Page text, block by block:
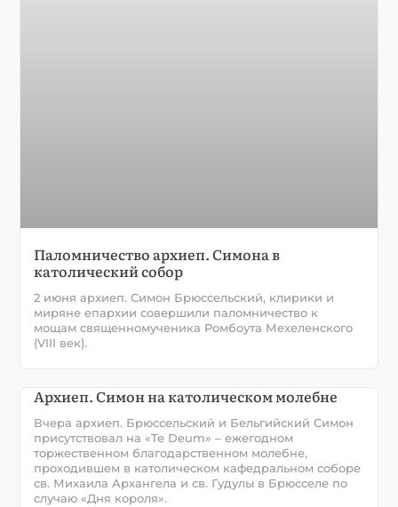
Паломничество архиеп. Симона в
католический собор
2 июня архиеп. Симон Брюссельский, клирики и
миряне епархии совершили паломничество к
мощам священномученика Ромбоута Мехеленского
(VIII век).
Архиеп. Симон на католическом молебне
Вчера архиеп. Брюссельский и Бельгийский Симон
присутствовал на «Te Deum» – ежегодном
торжественном благодарственном молебне,
проходившем в католическом кафедральном соборе
св. Михаила Архангела и св. Гудулы в Брюсселе по
случаю «Дня короля».